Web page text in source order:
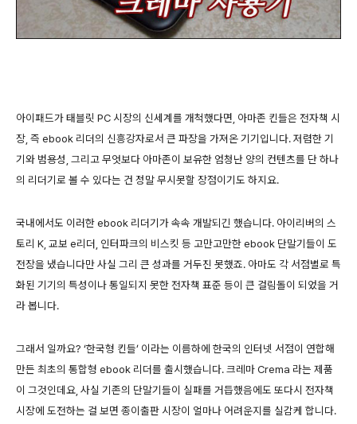
아이패드가 태블릿 PC 시장의 신세계를 개척했다면, 아마존 킨들은 전자책 시
장, 즉 ebook 리더의 신흥강자로서 큰 파장을 가져온 기기입니다. 저렴한 기
기와 범용성, 그리고 무엇보다 아마존이 보유한 엄청난 양의 컨텐츠를 단 하나
의 리더기로 볼 수 있다는 건 정말 무시못할 장점이기도 하지요.
국내에서도 이러한 ebook 리더기가 속속 개발되긴 했습니다. 아이리버의 스
토리 K, 교보 e리더, 인터파크의 비스킷 등 고만고만한 ebook 단말기들이 도
전장을 냈습니다만 사실 그리 큰 성과를 거두진 못했죠. 아마도 각 서점별로 특
화된 기기의 특성이나 통일되지 못한 전자책 표준 등이 큰 걸림돌이 되었을 거
라 봅니다.
그래서 일까요? ‘한국형 킨들’ 이라는 이름하에 한국의 인터넷 서점이 연합해
만든 최초의 통합형 ebook 리더를 출시했습니다. 크레마 Crema 라는 제품
이 그것인데요, 사실 기존의 단말기들이 실패를 거듭했음에도 또다시 전자책
시장에 도전하는 걸 보면 종이출판 시장이 얼마나 어려운지를 실감케 합니다.